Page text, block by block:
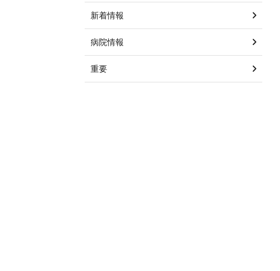
新着情報
病院情報
重要